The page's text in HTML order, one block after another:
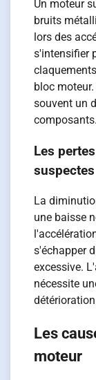
Un moteur
bruits
lors des
s'intensifier
bloc
souvent un
composants.
Les
suspectes
La
une baisse
s'échapper
excessive.
nécessite
Les
moteur